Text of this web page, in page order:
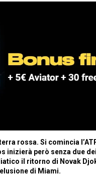
rossa. Si comincia
inizierà però senza due
il ritorno di Novak
di Miami.